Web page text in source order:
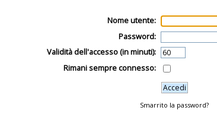
Nome utente:
Password:
Validità dell'accesso (in minuti):
Rimani sempre connesso:
Smarrito la password?